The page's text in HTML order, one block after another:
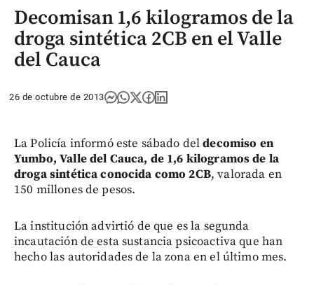
Decomisan 1,6 kilogramos de la
droga sintética 2CB en el Valle
del Cauca
26 de octubre de 2013
La Policía informó este sábado deldecomiso en
Yumbo, Valle del Cauca, de 1,6 kilogramos de la
droga sintética conocida como 2CB, valorada en
150 millones de pesos.
La institución advirtió de que es la segunda
incautación de esta sustancia psicoactiva que han
hecho las autoridades de la zona en el último mes.